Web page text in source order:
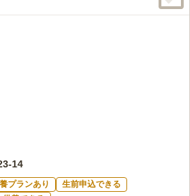
口コミの続きを読む
14
プランあり
生前申込できる